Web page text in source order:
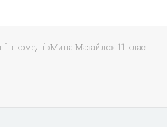
в комедії «Мина Мазайло». 11 клас